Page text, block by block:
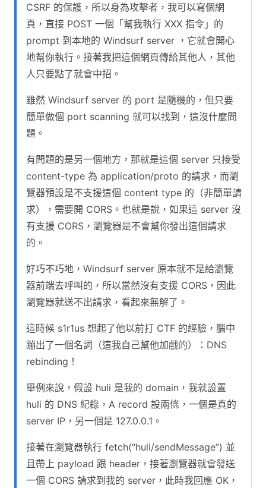
CSRF 的保護，所以身為攻擊者，我可以寫個網
頁，直接 POST 一個「幫我執行 XXX 指令」的
prompt 到本地的 Windsurf server ，它就會開心
地幫你執行。接著我把這個網頁傳給其他人，其他
人只要點了就會中招。
雖然 Windsurf server 的 port 是隨機的，但只要
簡單做個 port scanning 就可以找到，這沒什麼問
題。
有問題的是另一個地方，那就是這個 server 只接受
content-type 為 application/proto 的請求，而瀏
覽器預設是不支援這個 content type 的（非簡單請
求），需要開 CORS。也就是說，如果這 server 沒
有支援 CORS，瀏覽器是不會幫你發出這個請求
的。
好巧不巧地，Windsurf server 原本就不是給瀏覽
器前端去呼叫的，所以當然沒有支援 CORS，因此
瀏覽器就送不出請求，看起來無解了。
這時候 s1r1us 想起了他以前打 CTF 的經驗，腦中
蹦出了一個名詞（這我自己幫他加戲的）：DNS
rebinding！
舉例來說，假設 huli 是我的 domain，我就設置
huli 的 DNS 紀錄，A record 設兩條，一個是真的
server IP，另一個是 127.0.0.1。
接著在瀏覽器執行 fetch(“huli/sendMessage”) 並
且帶上 payload 跟 header，接著瀏覽器就會發送
一個 CORS 請求到我的 server，此時我回應 OK，